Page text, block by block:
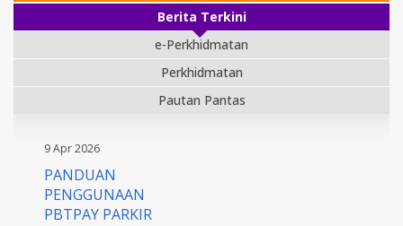
Berita Terkini
e-Perkhidmatan
Perkhidmatan
Pautan Pantas
9 Apr 2026
PANDUAN
PENGGUNAAN
PBTPAY PARKIR